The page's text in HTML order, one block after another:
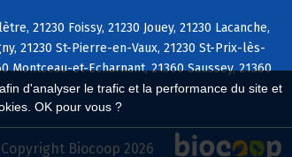
d'analyser le trafic et la performance du site et
OK pour vous ?
21230 Foissy, 21230 Jouey, 21230 Lacanche,
21230 St-Pierre-en-Vaux, 21230 St-Prix-lès-
Montceau-et-Echarnant, 21360 Saussey, 21360
Copyright Biocoop 2026